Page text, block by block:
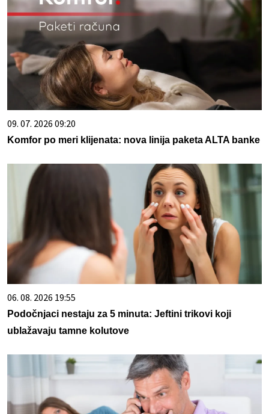
09. 07. 2026 09:20
Komfor po meri klijenata: nova linija paketa ALTA banke
06. 08. 2026 19:55
Podočnjaci nestaju za 5 minuta: Jeftini trikovi koji
ublažavaju tamne kolutove